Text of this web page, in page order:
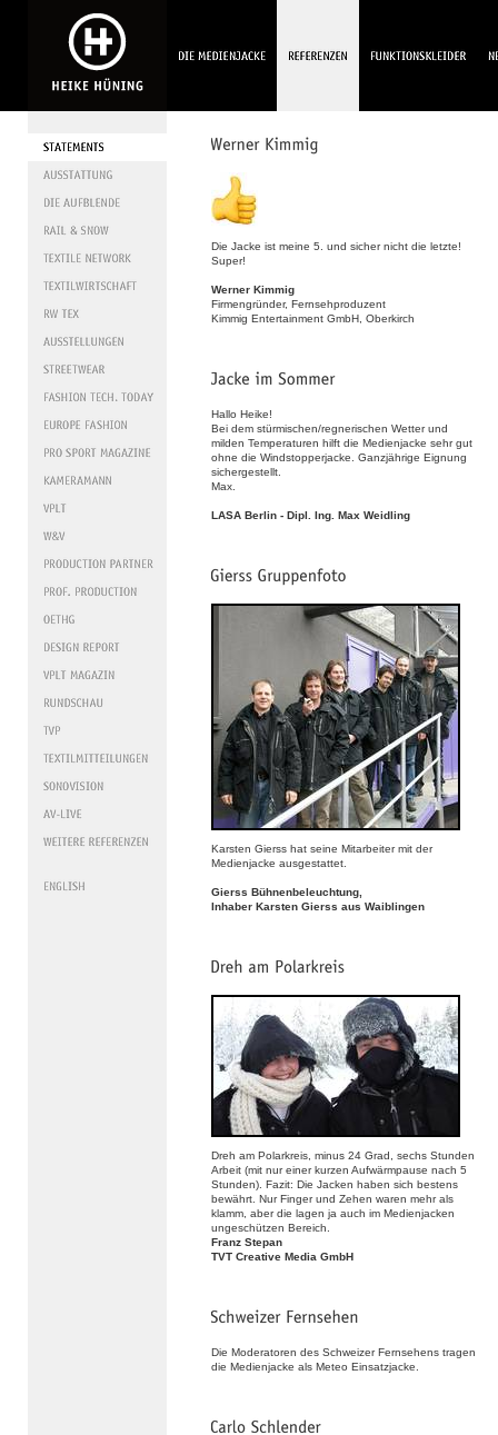
Die Jacke ist meine 5. und sicher nicht die letzte!
Super!
Werner Kimmig
Firmengründer, Fernsehproduzent
Kimmig Entertainment GmbH, Oberkirch
Hallo Heike!
Bei dem stürmischen/regnerischen Wetter und
milden Temperaturen hilft die Medienjacke sehr gut
ohne die Windstopperjacke. Ganzjährige Eignung
sichergestellt.
Max.
LASA Berlin - Dipl. Ing. Max Weidling
Karsten Gierss hat seine Mitarbeiter mit der
Medienjacke ausgestattet.
Gierss Bühnenbeleuchtung,
Inhaber Karsten Gierss aus Waiblingen
Dreh am Polarkreis, minus 24 Grad, sechs Stunden
Arbeit (mit nur einer kurzen Aufwärmpause nach 5
Stunden). Fazit: Die Jacken haben sich bestens
bewährt. Nur Finger und Zehen waren mehr als
klamm, aber die lagen ja auch im Medienjacken
ungeschützen Bereich.
Franz Stepan
TVT Creative Media GmbH
Die Moderatoren des Schweizer Fernsehens tragen
die Medienjacke als Meteo Einsatzjacke.